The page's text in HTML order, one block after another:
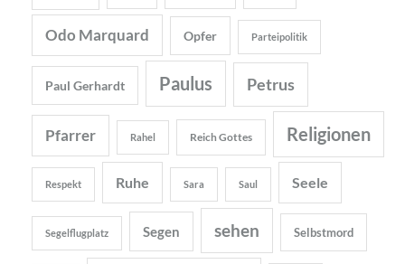
Odo Marquard Opfer Parteipolitik
Paul Gerhardt Paulus Petrus
Pfarrer Rahel Reich Gottes Religionen
Respekt Ruhe Sara Saul Seele
Segelflugplatz Segen sehen Selbstmord